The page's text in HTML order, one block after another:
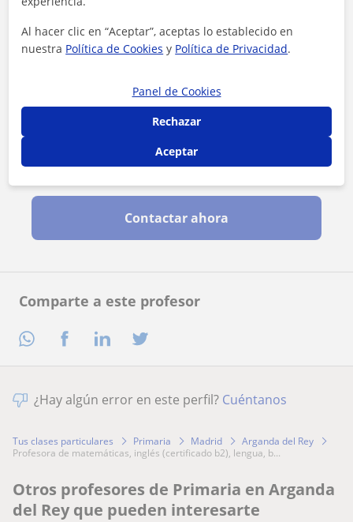
Comparte a este profesor
Contactar ahora
¿Hay algún error en este perfil? Cuéntanos
Tus clases particulares Primaria Madrid
Arganda del Rey
profesora de matemáticas, inglés (certificado b2), lengua, b...
Otros profesores de Primaria en Arganda
del Rey que pueden interesarte
Al hacer clic en “Aceptar”, aceptas lo establecido en
nuestra Política de Cookies y Política de Privacidad.
Panel de Cookies
Rechazar
Aceptar